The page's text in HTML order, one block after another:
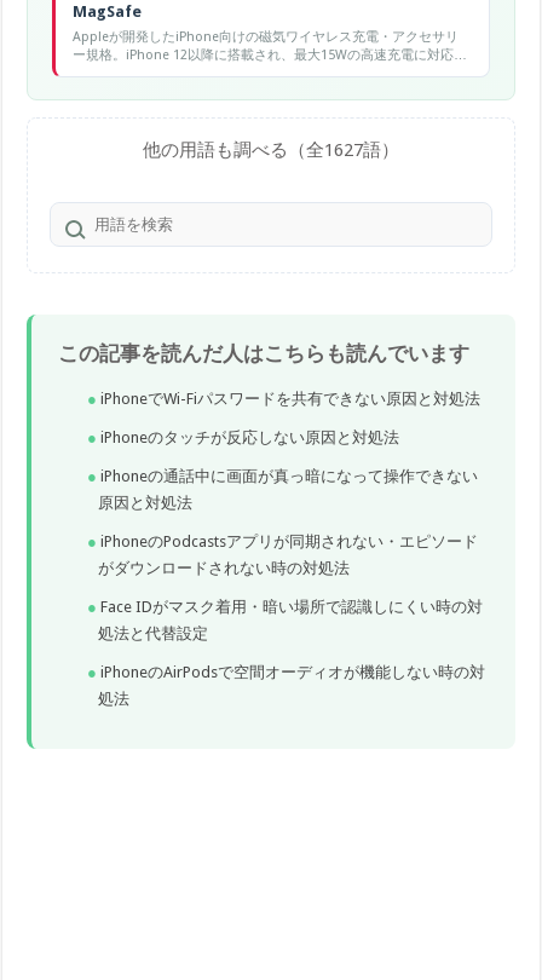
MagSafe
Appleが開発したiPhone向けの磁気ワイヤレス充電・アクセサリ
ー規格。iPhone 12以降に搭載され、最大15Wの高速充電に対応す
る。
他の用語も調べる（全1627語）
この記事を読んだ人はこちらも読んでいます
iPhoneでWi-Fiパスワードを共有できない原因と対処法
iPhoneのタッチが反応しない原因と対処法
iPhoneの通話中に画面が真っ暗になって操作できない
原因と対処法
iPhoneのPodcastsアプリが同期されない・エピソード
がダウンロードされない時の対処法
Face IDがマスク着用・暗い場所で認識しにくい時の対
処法と代替設定
iPhoneのAirPodsで空間オーディオが機能しない時の対
処法